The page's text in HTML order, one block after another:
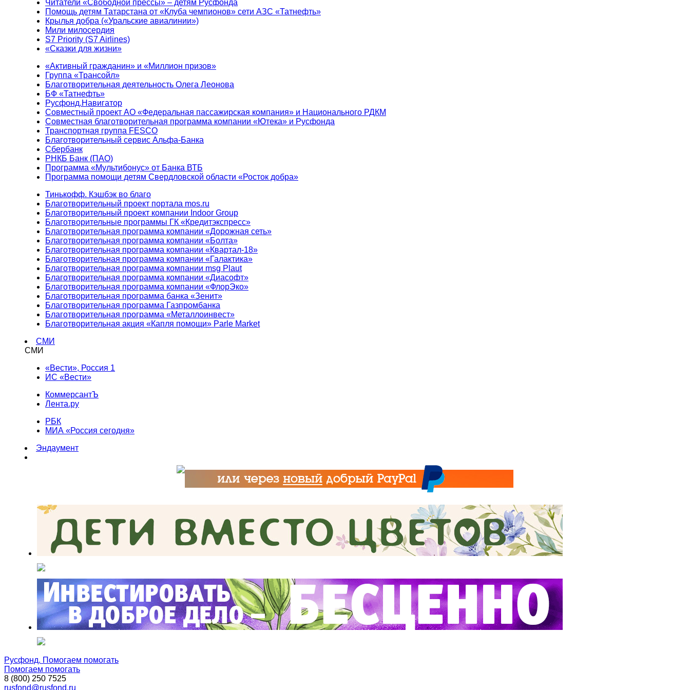
Читатели «Свободной прессы» – детям Русфонда
Помощь детям Татарстана от «Клуба чемпионов» сети АЗС «Татнефть»
Крылья добра («Уральские авиалинии»)
Мили милосердия
S7 Priority (S7 Airlines)
«Сказки для жизни»
«Активный гражданин» и «Миллион призов»
Группа «Трансойл»
Благотворительная деятельность Олега Леонова
БФ «Татнефть»
Русфонд.Навигатор
Совместный проект АО «Федеральная пассажирская компания» и Национального РДКМ
Совместная благотворительная программа компании «Ютека» и Русфонда
Транспортная группа FESCO
Благотворительный сервис Альфа-Банка
Сбербанк
РНКБ Банк (ПАО)
Программа «Мультибонус» от Банка ВТБ
Программа помощи детям Свердловской области «Росток добра»
Тинькофф. Кэшбэк во благо
Благотворительный проект портала mos.ru
Благотворительный проект компании Indoor Group
Благотворительные программы ГК «Кредитэкспресс»
Благотворительная программа компании «Дорожная сеть»
Благотворительная программа компании «Болта»
Благотворительная программа компании «Квартал-18»
Благотворительная программа компании «Галактика»
Благотворительная программа компании msg Plaut
Благотворительная программа компании «Диасофт»
Благотворительная программа компании «ФлорЭко»
Благотворительная программа банка «Зенит»
Благотворительная программа Газпромбанка
Благотворительная программа «Металлоинвест»
Благотворительная акция «Капля помощи» Parle Market
СМИ
СМИ
«Вести», Россия 1
ИС «Вести»
КоммерсантЪ
Лента.ру
РБК
МИА «Россия сегодня»
Эндаумент
Русфонд. Помогаем помогать
Помогаем помогать
8 (800) 250 7525
rusfond@rusfond.ru